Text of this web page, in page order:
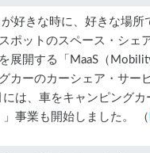
好きな時に、好きな場
ポットのスペース・シ
展開する「MaaS（
カーのカーシェア・サー
は、車をキャンピング
」事業も開始しました。 （